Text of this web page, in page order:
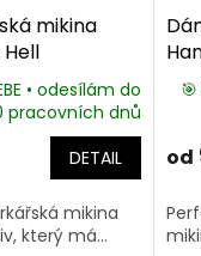
mikina
• odesílám do
pracovních dnů
DETAIL
mikina
který má...
od